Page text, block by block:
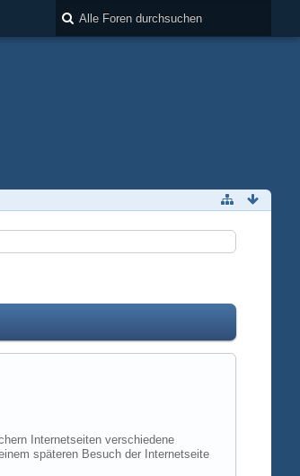
Internetseiten verschiedene
späteren Besuch der Internetseite